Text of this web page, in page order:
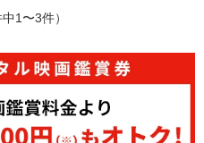
中1〜3件）